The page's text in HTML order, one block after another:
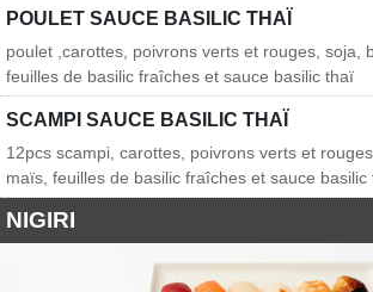
POULET SAUCE BASILIC THAÏ
poulet ,carottes, poivrons verts et rouges, soja,
feuilles de basilic fraîches et sauce basilic thaï
SCAMPI SAUCE BASILIC THAÏ
12pcs scampi, carottes, poivrons verts et
maïs, feuilles de basilic fraîches et sauce basilic
NIGIRI